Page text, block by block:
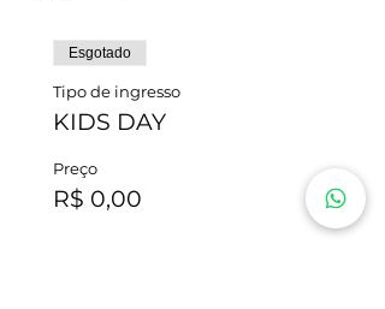
Esgotado
Tipo de ingresso
KIDS DAY
Preço
R$ 0,00